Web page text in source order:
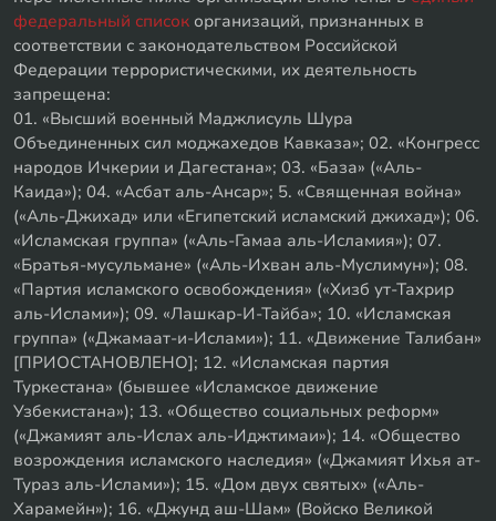
федеральный список организаций, признанных в
соответствии с законодательством Российской
Федерации террористическими, их деятельность
запрещена:
01. «Высший военный Маджлисуль Шура
Объединенных сил моджахедов Кавказа»; 02. «Конгресс
народов Ичкерии и Дагестана»; 03. «База» («Аль-
Каида»); 04. «Асбат аль-Ансар»; 5. «Священная война»
(«Аль-Джихад» или «Египетский исламский джихад»); 06.
«Исламская группа» («Аль-Гамаа аль-Исламия»); 07.
«Братья-мусульмане» («Аль-Ихван аль-Муслимун»); 08.
«Партия исламского освобождения» («Хизб ут-Тахрир
аль-Ислами»); 09. «Лашкар-И-Тайба»; 10. «Исламская
группа» («Джамаат-и-Ислами»); 11. «Движение Талибан»
[ПРИОСТАНОВЛЕНО]; 12. «Исламская партия
Туркестана» (бывшее «Исламское движение
Узбекистана»); 13. «Общество социальных реформ»
(«Джамият аль-Ислах аль-Иджтимаи»); 14. «Общество
возрождения исламского наследия» («Джамият Ихья ат-
Тураз аль-Ислами»); 15. «Дом двух святых» («Аль-
Харамейн»); 16. «Джунд аш-Шам» (Войско Великой